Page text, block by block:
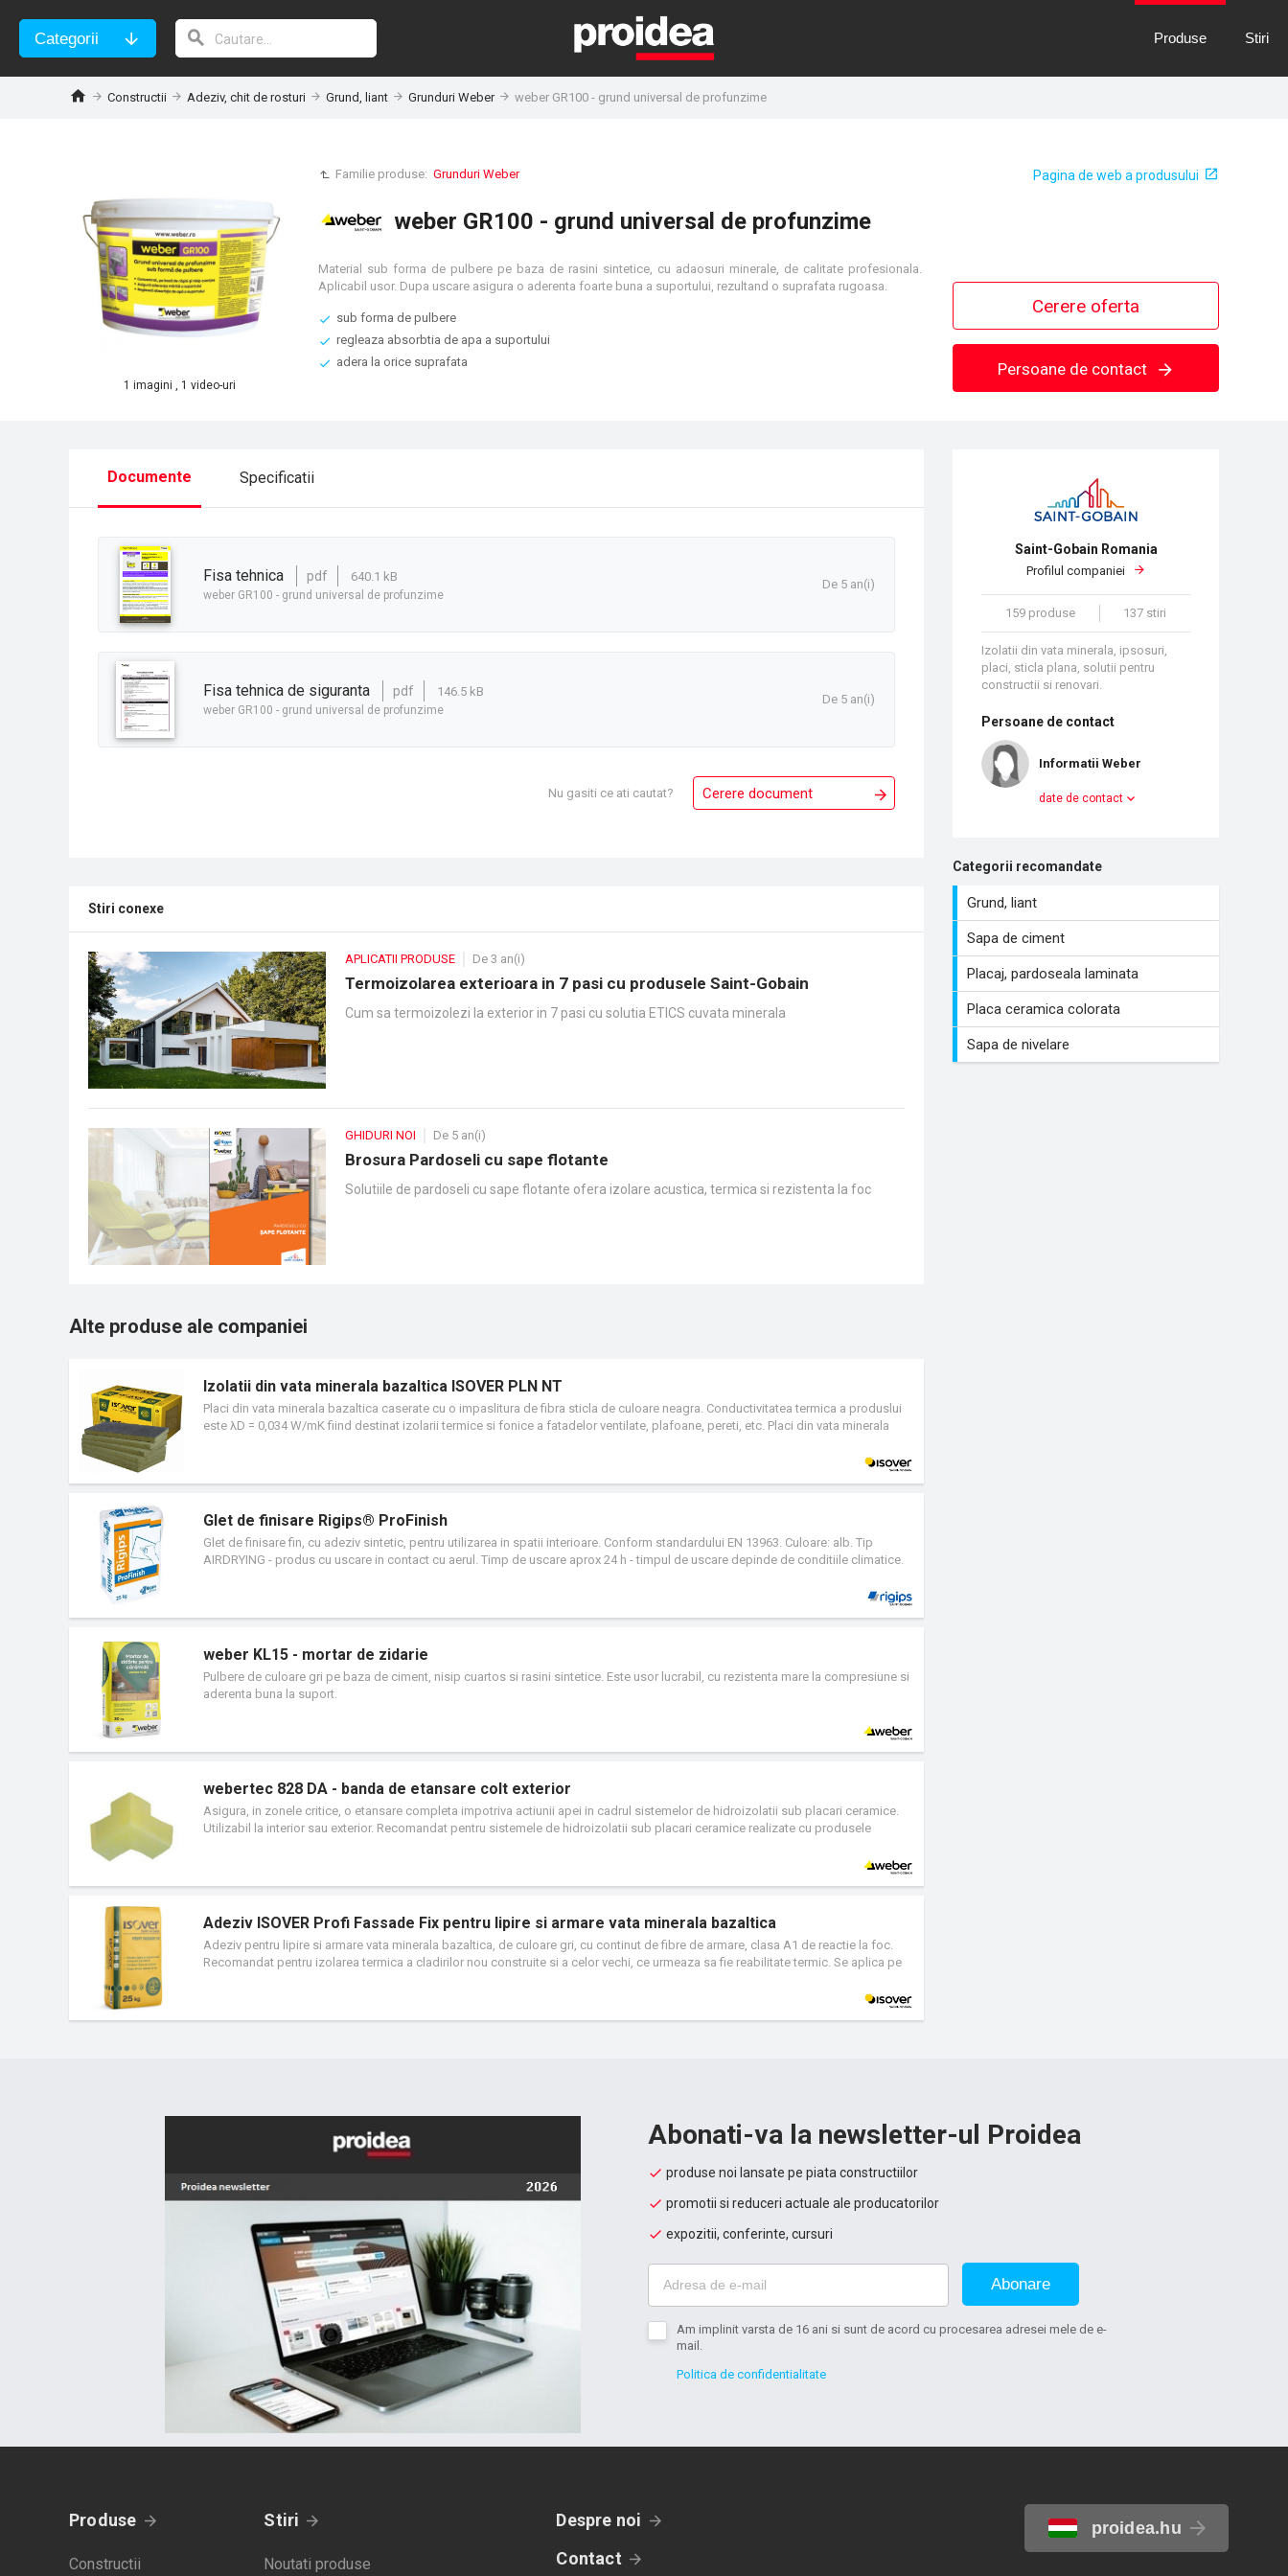
Categorii Produse Stiri
Constructii Adeziv, chit de rosturi Grund, liant Grunduri Weber weber GR100 - grund universal de profunzime
Familie produse: Grunduri Weber Pagina de web a produsului
weber GR100 - grund universal de profunzime
1 imagini , 1 video-uri
Material sub forma de pulbere pe baza de rasini sintetice, cu adaosuri minerale, de calitate profesionala.
Aplicabil usor. Dupa uscare asigura o aderenta foarte buna a suportului, rezultand o suprafata rugoasa.
sub forma de pulbere
regleaza absorbtia de apa a suportului
adera la orice suprafata
Cerere oferta
Persoane de contact
Saint-Gobain Romania
Profilul companiei
159 produse 137 stiri
Izolatii din vata minerala, ipsosuri,
placi, sticla plana, solutii pentru
constructii si renovari.
Persoane de contact
Informatii Weber
date de contact
Categorii recomandate
Grund, liant
Sapa de ciment
Placaj, pardoseala laminata
Placa ceramica colorata
Sapa de nivelare
Documente Specificatii
fisa tehnica pdf 640.1 kB
weber GR100 - grund universal de profunzime
De 5 an(i)
fisa tehnica de siguranta pdf 146.5 kB
weber GR100 - grund universal de profunzime
De 5 an(i)
Nu gasiti ce ati cautat? Cerere document
Stiri conexe
APLICATII PRODUSE De 3 an(i)
Termoizolarea exterioara in 7 pasi cu produsele Saint-Gobain
Cum sa termoizolezi la exterior in 7 pasi cu solutia ETICS cuvata minerala
GHIDURI NOI De 5 an(i)
Brosura Pardoseli cu sape flotante
Solutiile de pardoseli cu sape flotante ofera izolare acustica, termica si rezistenta la foc
Alte produse ale companiei
Izolatii din vata minerala bazaltica ISOVER PLN NT
Placi din vata minerala bazaltica caserate cu o impaslitura de fibra sticla de culoare neagra. Conductivitatea termica a produslui
este λD = 0,034 W/mK fiind destinat izolarii termice si fonice a fatadelor ventilate, plafoane, pereti, etc. Placi din vata minerala
pulverizare a unui liant si adaugarea de uleiuri minerale pentru protectie impotriva patrunderii prafului si pentru hidrofobizare.
Glet de finisare Rigips® ProFinish
Glet de finisare fin, cu adeziv sintetic, pentru utilizarea in spatii interioare. Conform standardului EN 13963. Culoare: alb. Tip
AIRDRYING - produs cu uscare in contact cu aerul. Timp de uscare aprox 24 h - timpul de uscare depinde de conditiile climatice.
recomandat pentru acoperirea completa a suprafetelor placilor din gips-carton in conformitate cu nivelurile Q3-Q4 de calitate a
weber KL15 - mortar de zidarie
Pulbere de culoare gri pe baza de ciment, nisip cuartos si rasini sintetice. Este usor lucrabil, cu rezistenta mare la compresiune si
aderenta buna la suport.
webertec 828 DA - banda de etansare colt exterior
Asigura, in zonele critice, o etansare completa impotriva actiunii apei in cadrul sistemelor de hidroizolatii sub placari ceramice.
Utilizabil la interior sau exterior. Recomandat pentru sistemele de hidroizolatii sub placari ceramice realizate cu produsele
Adeziv ISOVER Profi Fassade Fix pentru lipire si armare vata minerala bazaltica
Adeziv pentru lipire si armare vata minerala bazaltica, de culoare gri, cu continut de fibre de armare, clasa A1 de reactie la foc.
Recomandat pentru izolarea termica a cladirilor nou construite si a celor vechi, ce urmeaza sa fie reabilitate termic. Se aplica pe
Abonati-va la newsletter-ul Proidea
produse noi lansate pe piata constructiilor
promotii si reduceri actuale ale producatorilor
expozitii, conferinte, cursuri
Abonare
Am implinit varsta de 16 ani si sunt de acord cu procesarea adresei mele de e-
mail.
Politica de confidentialitate
Produse
Constructii
Stiri
Noutati produse
Despre noi
Contact
proidea.hu